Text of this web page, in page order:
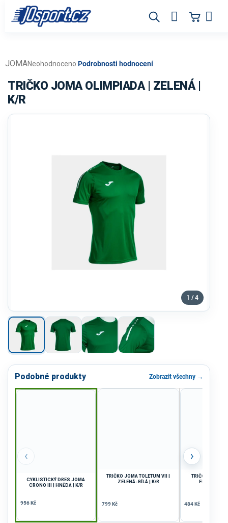
obsah
Průměrné
produktu
je
Neohodnoceno Podrobnosti hodnocení
JOMA
TRIČKO JOMA OLIMPIADA | ZELENÁ |
K/R
1 / 4
Podobné produkty Zobrazit všechny →
‹
CYKLISTICKÝ DRES JOMA
CRONO III | HNĚDÁ | K/R
956 Kč
TRIČKO JOMA TOLETUM VII |
ZELENÁ-BÍLÁ | K/R
799 Kč
TRIČKO JOMA
FIALOVÁ-
484 Kč
›